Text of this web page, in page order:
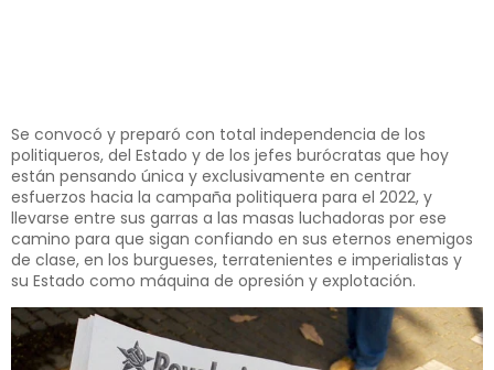
Se convocó y preparó con total independencia de los
politiqueros, del Estado y de los jefes burócratas que hoy
están pensando única y exclusivamente en centrar
esfuerzos hacia la campaña politiquera para el 2022, y
llevarse entre sus garras a las masas luchadoras por ese
camino para que sigan confiando en sus eternos enemigos
de clase, en los burgueses, terratenientes e imperialistas y
su Estado como máquina de opresión y explotación.